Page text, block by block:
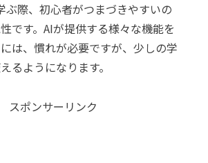
ぶ際、初心者がつまづきやすいの
です。AIが提供する様々な機能を
は、慣れが必要ですが、少しの学
るようになります。
スポンサーリンク